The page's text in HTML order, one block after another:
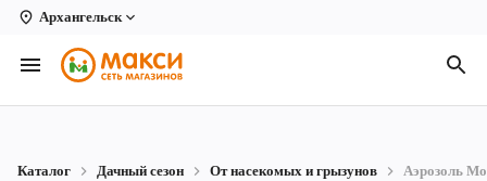
Архангельск
Вологда
Архангельск
Каталог Дачный сезон От насекомых и грызунов Аэрозоль